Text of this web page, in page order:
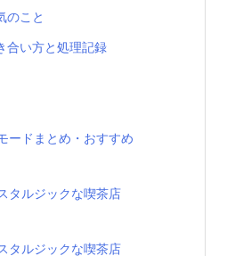
のこと
合い方と処理記録
ードまとめ・おすすめ
タルジックな喫茶店
タルジックな喫茶店